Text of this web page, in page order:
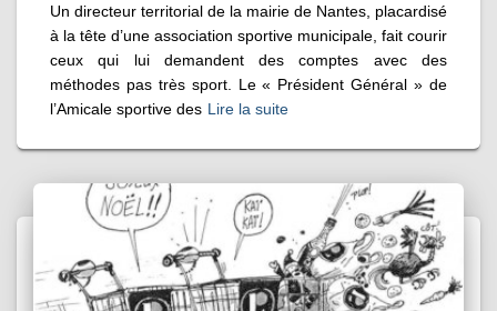
Un directeur territorial de la mairie de Nantes, placardisé
à la tête d’une association sportive municipale, fait courir
ceux qui lui demandent des comptes avec des
méthodes pas très sport. Le « Président Général » de
l’Amicale sportive des Lire la suite